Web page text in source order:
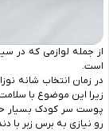
از جمله لوازمی که در
است.
در زمان انتخاب شانه
زیرا این موضوع با
پوست سر کودک بسیار
رو نیازی به برس زبر با